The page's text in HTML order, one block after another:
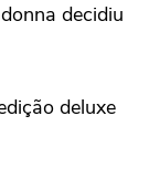
decidiu
deluxe